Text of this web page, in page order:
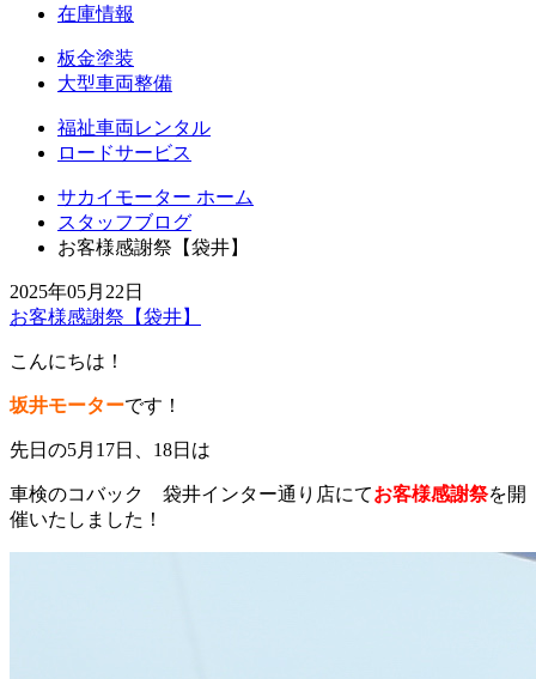
在庫情報
板金塗装
大型車両整備
福祉車両レンタル
ロードサービス
サカイモーター ホーム
スタッフブログ
お客様感謝祭【袋井】
2025年05月22日
お客様感謝祭【袋井】
こんにちは！
坂井モーターです！
先日の5月17日、18日は
車検のコバック 袋井インター通り店にてお客様感謝祭を開
催いたしました！